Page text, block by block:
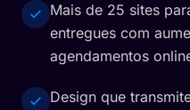
Mais de 25 sites
entregues com
agendamentos
Design que